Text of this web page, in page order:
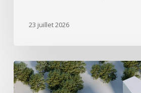
23 juillet 2026
Avec
5